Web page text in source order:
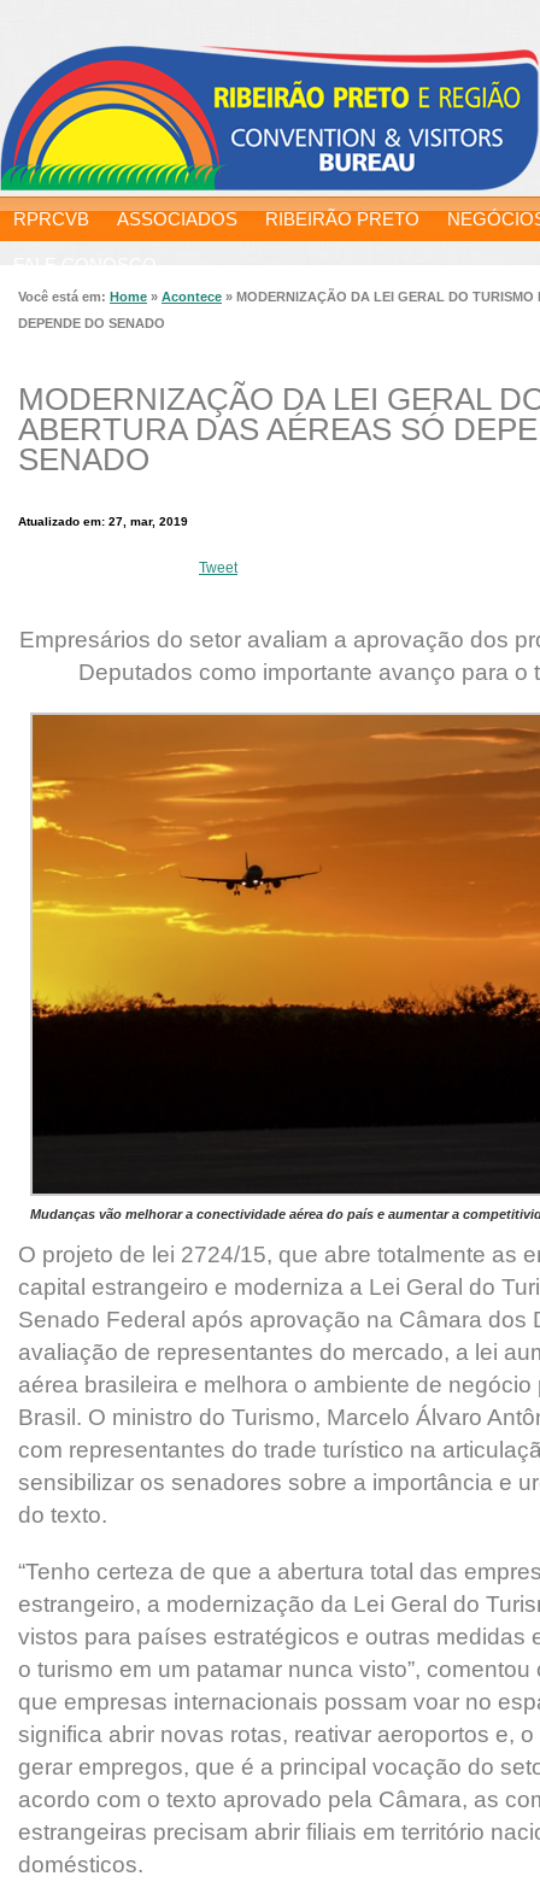
RPRCVB ASSOCIADOS RIBEIRÃO PRETO
Você está em: Home » Acontece » MODERNIZAÇÃO DA LEI GERAL DO TURISMO
DEPENDE DO SENADO
MODERNIZAÇÃO DA LEI GERAL
ABERTURA DAS AÉREAS SÓ
SENADO
Atualizado em: 27, mar, 2019
Tweet
Empresários do setor avaliam a aprovação dos
Deputados como importante avanço para o
Mudanças vão melhorar a conectividade aérea do país e aumentar a
O projeto de lei 2724/15, que abre totalmente as
capital estrangeiro e moderniza a Lei Geral do
Senado Federal após aprovação na Câmara dos
avaliação de representantes do mercado, a lei
aérea brasileira e melhora o ambiente de negócio
Brasil. O ministro do Turismo, Marcelo Álvaro
com representantes do trade turístico na
sensibilizar os senadores sobre a importância e
do texto.
“Tenho certeza de que a abertura total das
estrangeiro, a modernização da Lei Geral do
vistos para países estratégicos e outras medidas
o turismo em um patamar nunca visto”, comentou
que empresas internacionais possam voar no
significa abrir novas rotas, reativar aeroportos e,
gerar empregos, que é a principal vocação do
acordo com o texto aprovado pela Câmara, as
estrangeiras precisam abrir filiais em território
domésticos.